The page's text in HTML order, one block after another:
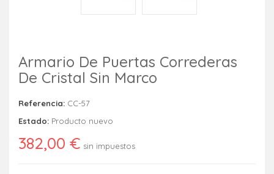
Armario De Puertas Correderas
De Cristal Sin Marco
Referencia: CC-57
Estado: Producto nuevo
382,00 € sin impuestos